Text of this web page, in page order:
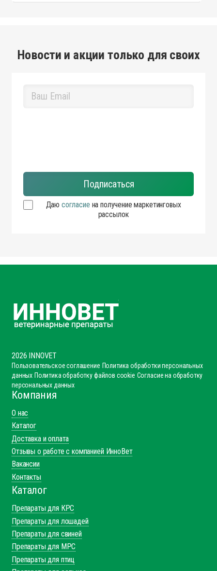
Новости и акции только для своих
Даю согласие на получение маркетинговых
рассылок
2026 INNOVET
Пользовательское соглашение Политика обработки персональных
данных Политика обработку файлов cookie Согласие на обработку
персональных данных
Компания
О нас
Каталог
Доставка и оплата
Отзывы о работе с компанией ИнноВет
Вакансии
Контакты
Каталог
Препараты для КРС
Препараты для лошадей
Препараты для свиней
Препараты для МРС
Препараты для птиц